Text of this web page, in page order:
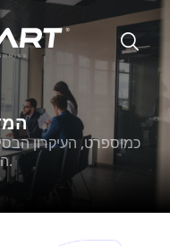
כמוספרט, העיקרון
הלקוחות שלנו.